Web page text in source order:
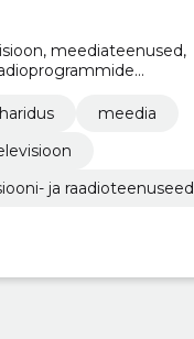
meediateenused,
meedia
ja raadioteenuseed